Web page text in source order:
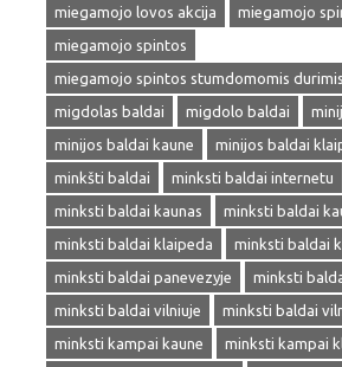
miegamojo lovos akcija
miegamojo
miegamojo spintos
miegamojo spintos stumdomomis durimis
migdolas baldai
migdolo baldai
minijos baldai kaune
minijos baldai
minkšti baldai
minksti baldai internetu
minksti baldai kaunas
minksti baldai
minksti baldai klaipeda
minksti baldai
minksti baldai panevezyje
minksti
minksti baldai vilniuje
minksti baldai
minksti kampai kaune
minksti kampai